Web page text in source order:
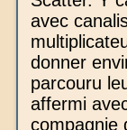
avec
donner
parcouru
affermi
compagnie